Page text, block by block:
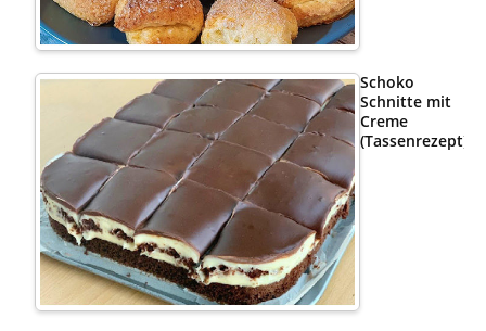
Schoko
Schnitte mit
Creme
(Tassenrezept)